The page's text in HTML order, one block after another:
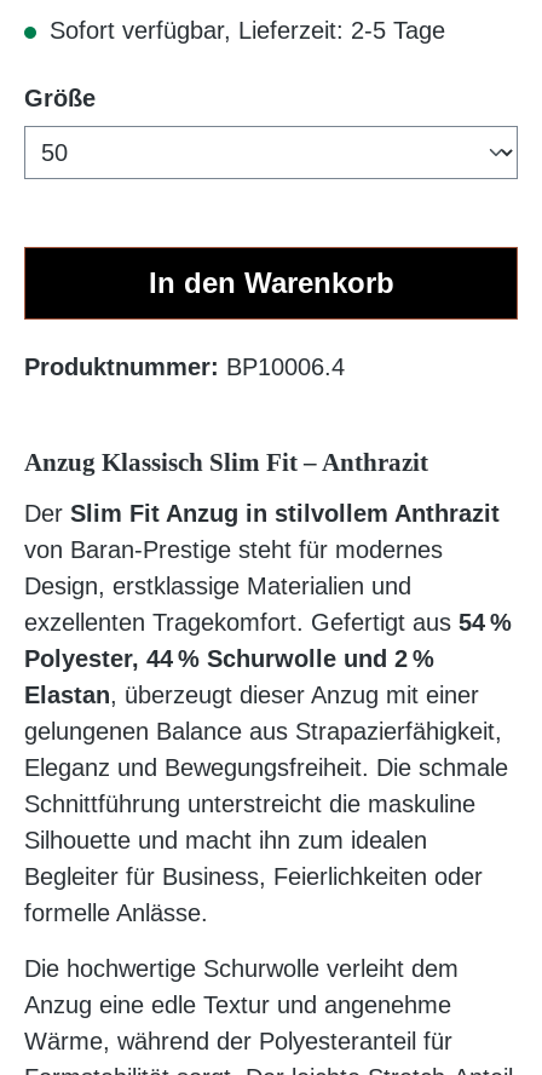
Sofort verfügbar, Lieferzeit: 2-5 Tage
Größeauswählen
In den Warenkorb
Produktnummer: BP10006.4
Anzug Klassisch Slim Fit – Anthrazit
Der Slim Fit Anzug in stilvollem Anthrazit
von Baran-Prestige steht für modernes
Design, erstklassige Materialien und
exzellenten Tragekomfort. Gefertigt aus 54 %
Polyester, 44 % Schurwolle und 2 %
Elastan, überzeugt dieser Anzug mit einer
gelungenen Balance aus Strapazierfähigkeit,
Eleganz und Bewegungsfreiheit. Die schmale
Schnittführung unterstreicht die maskuline
Silhouette und macht ihn zum idealen
Begleiter für Business, Feierlichkeiten oder
formelle Anlässe.
Die hochwertige Schurwolle verleiht dem
Anzug eine edle Textur und angenehme
Wärme, während der Polyesteranteil für